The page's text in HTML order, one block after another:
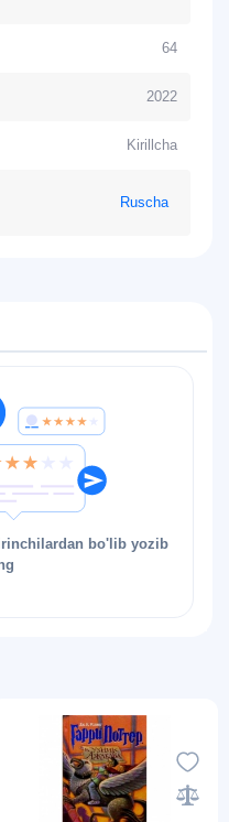
64
2022
Kirillcha
Ruscha
bo'lib yozib